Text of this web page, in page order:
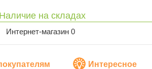
Наличие на складах
Интернет-магазин 0
Интересное